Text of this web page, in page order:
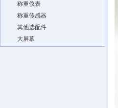
称重仪表
称重传感器
其他选配件
大屏幕